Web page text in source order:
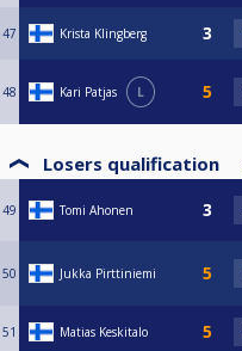
47 Krista Klingberg
48 Kari Patjas L
Losers qualification
49 Tomi Ahonen
50 Jukka Pirttiniemi
51 Matias Keskitalo